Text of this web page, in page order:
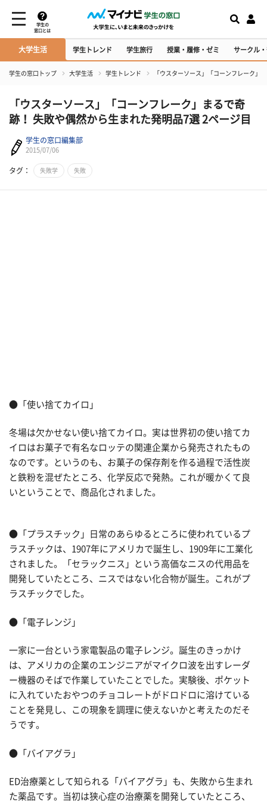
学生の
窓口とは
大学生活 学生トレンド 学生旅行 授業・履修・ゼミ サークル
学生の窓口トップ 大学生活 学生トレンド 「ウスターソース」「コーンフレーク」
「ウスターソース」「コーンフレーク」まるで奇
跡！ 失敗や偶然から生まれた発明品7選 2ページ目
学生の窓口編集部
2015/07/06
タグ： 失敗学 失敗
●「使い捨てカイロ」
冬場は欠かせない使い捨てカイロ。実は世界初の使い捨てカ
イロはお菓子で有名なロッテの関連企業から発売されたもの
なのです。というのも、お菓子の保存剤を作る過程で活性炭
と鉄粉を混ぜたところ、化学反応で発熱。これが暖かくて良
いということで、商品化されました。
●「プラスチック」日常のあらゆるところに使われているプ
ラスチックは、1907年にアメリカで誕生し、1909年に工業化
されました。「セラックニス」という高価なニスの代用品を
開発していたところ、ニスではない化合物が誕生。これがプ
ラスチックでした。
●「電子レンジ」
一家に一台という家電製品の電子レンジ。誕生のきっかけ
は、アメリカの企業のエンジニアがマイクロ波を出すレーダ
ー機器のそばで作業していたことでした。実験後、ポケット
に入れていたおやつのチョコレートがドロドロに溶けている
ことを発見し、この現象を調理に使えないかと考えたのだそ
うです。
●「バイアグラ」
ED治療薬として知られる「バイアグラ」も、失敗から生まれ
た薬品です。当初は狭心症の治療薬を開発していたところ、